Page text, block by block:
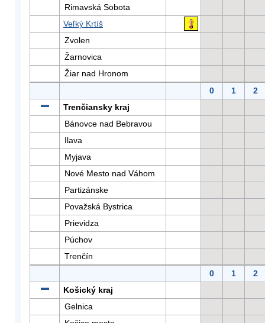
Rimavská Sobota
Veľký Krtíš
Zvolen
Žarnovica
Žiar nad Hronom
0
1
2
Trenčiansky kraj
Bánovce nad Bebravou
Ilava
Myjava
Nové Mesto nad Váhom
Partizánske
Považská Bystrica
Prievidza
Púchov
Trenčín
0
1
2
Košický kraj
Gelnica